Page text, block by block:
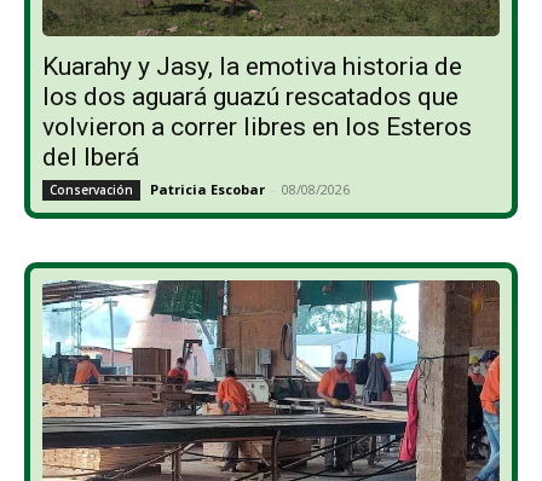
Kuarahy y Jasy, la emotiva historia de
los dos aguará guazú rescatados que
volvieron a correr libres en los Esteros
del Iberá
Conservación Patricia Escobar - 08/08/2026